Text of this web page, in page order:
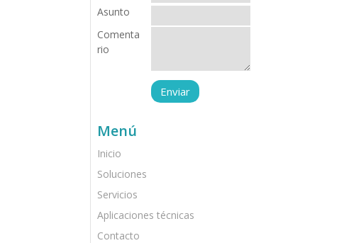
Asunto
Comenta
rio
Menú
Inicio
Soluciones
Servicios
Aplicaciones técnicas
Contacto